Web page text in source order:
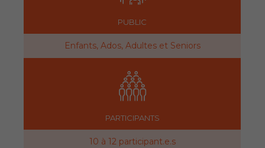
PUBLIC
Enfants, Ados, Adultes et Seniors
PARTICIPANTS
10 à 12 participant.e.s